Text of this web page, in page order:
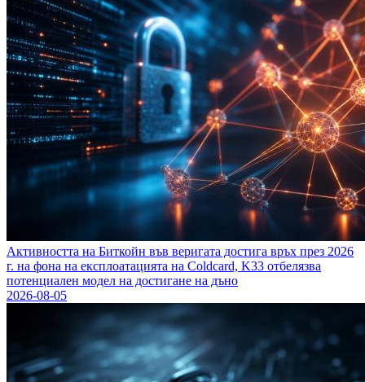
Активността на Биткойн във веригата достига връх през 2026
г. на фона на експлоатацията на Coldcard, K33 отбелязва
потенциален модел на достигане на дъно
2026-08-05